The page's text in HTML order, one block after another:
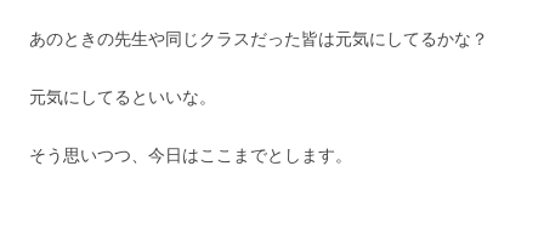
あのときの先生や同じクラスだった皆は元気にしてるかな？
元気にしてるといいな。
そう思いつつ、今日はここまでとします。